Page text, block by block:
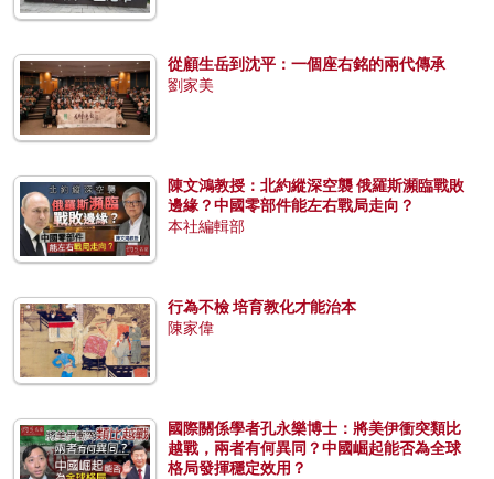
從顧生岳到沈平：一個座右銘的兩代傳承
劉家美
陳文鴻教授：北約縱深空襲 俄羅斯瀕臨戰敗
邊緣？中國零部件能左右戰局走向？
本社編輯部
行為不檢 培育教化才能治本
陳家偉
國際關係學者孔永樂博士：將美伊衝突類比
越戰，兩者有何異同？中國崛起能否為全球
格局發揮穩定效用？